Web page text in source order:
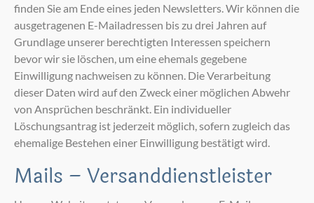
finden Sie am Ende eines jeden Newsletters. Wir können die
ausgetragenen E-Mailadressen bis zu drei Jahren auf
Grundlage unserer berechtigten Interessen speichern
bevor wir sie löschen, um eine ehemals gegebene
Einwilligung nachweisen zu können. Die Verarbeitung
dieser Daten wird auf den Zweck einer möglichen Abwehr
von Ansprüchen beschränkt. Ein individueller
Löschungsantrag ist jederzeit möglich, sofern zugleich das
ehemalige Bestehen einer Einwilligung bestätigt wird.
Mails – Versanddienstleister